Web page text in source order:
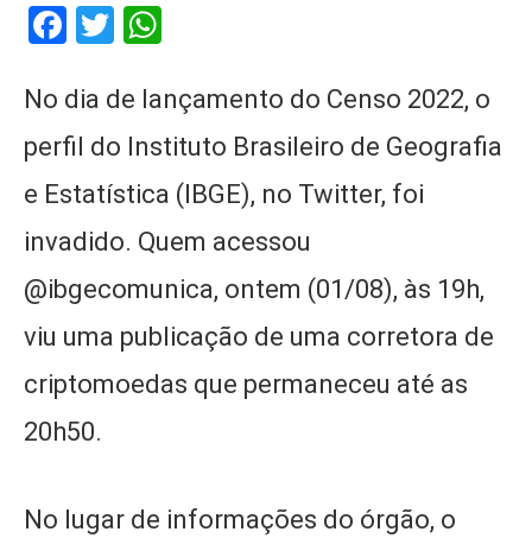
Facebook
Twitter
No dia de lançamento do Censo 2022, o
perfil do Instituto Brasileiro de Geografia
e Estatística (IBGE), no Twitter, foi
invadido. Quem acessou
@ibgecomunica, ontem (01/08), às 19h,
viu uma publicação de uma corretora de
criptomoedas que permaneceu até as
20h50.
No lugar de informações do órgão, o